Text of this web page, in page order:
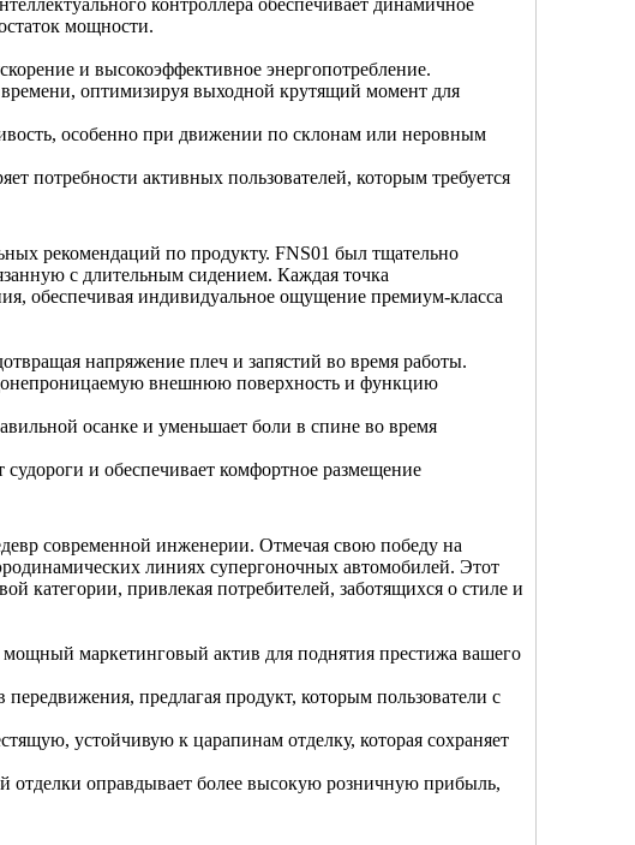
контроллера обеспечивает динамичное
мощности.
и высокоэффективное энергопотребление.
оптимизируя выходной крутящий момент для
особенно при движении по склонам или неровным
потребности активных пользователей, которым требуется
рекомендаций по продукту. FNS01 был тщательно
с длительным сидением. Каждая точка
обеспечивая индивидуальное ощущение премиум-класса
напряжение плеч и запястий во время работы.
внешнюю поверхность и функцию
осанке и уменьшает боли в спине во время
судороги и обеспечивает комфортное размещение
современной инженерии. Отмечая свою победу на
линиях супергоночных автомобилей. Этот
категории, привлекая потребителей, заботящихся о стиле и
маркетинговый актив для поднятия престижа вашего
предлагая продукт, которым пользователи с
устойчивую к царапинам отделку, которая сохраняет
отделки оправдывает более высокую розничную прибыль,